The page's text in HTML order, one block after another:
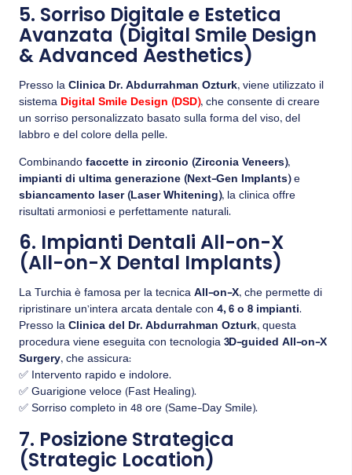
5. Sorriso Digitale e Estetica
Avanzata (Digital Smile Design
& Advanced Aesthetics)
Presso laClinica Dr. Abdurrahman Ozturk, viene utilizzato il
sistema Digital Smile Design (DSD), che consente di creare
un sorriso personalizzato basato sulla forma del viso, del
labbro e del colore della pelle.
Combinandofaccette in zirconio (Zirconia Veneers),
impianti di ultima generazione (Next-Gen Implants)e
sbiancamento laser (Laser Whitening), la clinica offre
risultati armoniosi e perfettamente naturali.
6. Impianti Dentali All-on-X
(All-on-X Dental Implants)
La Turchia è famosa per la tecnicaAll-on-X, che permette di
ripristinare un’intera arcata dentale con 4, 6 o 8 impianti.
Presso laClinica del Dr. Abdurrahman Ozturk, questa
procedura viene eseguita con tecnologia3D-guided All-on-X
Surgery, che assicura:
✅ Intervento rapido e indolore.
✅ Guarigione veloce (Fast Healing).
✅ Sorriso completo in 48 ore (Same-Day Smile).
7. Posizione Strategica
(Strategic Location)